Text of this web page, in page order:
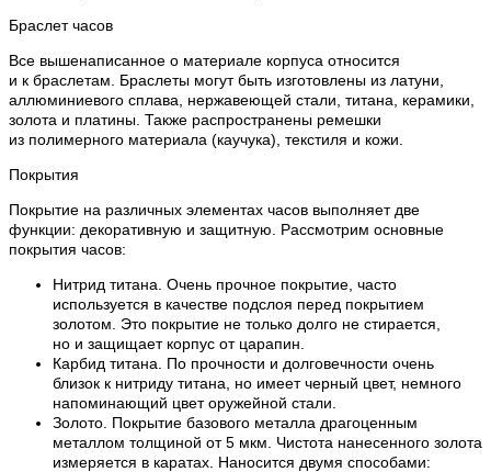
Браслет часов
Все вышенаписанное о материале корпуса относится
и к браслетам. Браслеты могут быть изготовлены из латуни,
аллюминиевого сплава, нержавеющей стали, титана, керамики,
золота и платины. Также распространены ремешки
из полимерного материала (каучука), текстиля и кожи.
Покрытия
Покрытие на различных элементах часов выполняет две
функции: декоративную и защитную. Рассмотрим основные
покрытия часов:
Нитрид титана. Очень прочное покрытие, часто
используется в качестве подслоя перед покрытием
золотом. Это покрытие не только долго не стирается,
но и защищает корпус от царапин.
Карбид титана. По прочности и долговечности очень
близок к нитриду титана, но имеет черный цвет, немного
напоминающий цвет оружейной стали.
Золото. Покрытие базового металла драгоценным
металлом толщиной от 5 мкм. Чистота нанесенного золота
измеряется в каратах. Наносится двумя способами: